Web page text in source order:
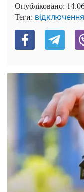
Опубліковано:
Теги: